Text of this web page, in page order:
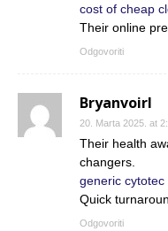
cost of cheap
Their online
Odgovoriti
Bryanvoirl
20. Marta 2025. at
Their health
changers.
generic cytotec
Quick
Odgovoriti